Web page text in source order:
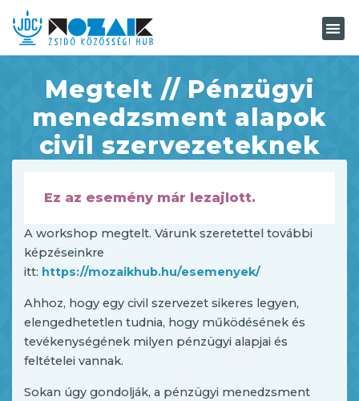
Megtelt // Pénzügyi
menedzsment alapok
civil szervezeteknek
Ez az esemény már lezajlott.
A workshop megtelt. Várunk szeretettel további
képzéseinkre
itt: https://mozaikhub.hu/esemenyek/
Ahhoz, hogy egy civil szervezet sikeres legyen,
elengedhetetlen tudnia, hogy működésének és
tevékenységének milyen pénzügyi alapjai és
feltételei vannak.
Sokan úgy gondolják, a pénzügyi menedzsment